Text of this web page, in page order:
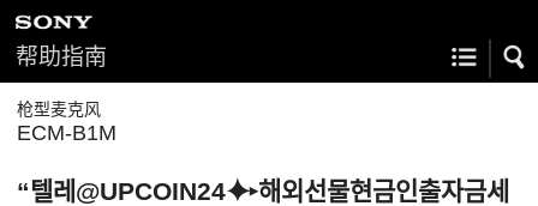
帮助指南
枪型麦克风
ECM-B1M
“텔레@UPCOIN24⯌▸해외선물현금인출자금세